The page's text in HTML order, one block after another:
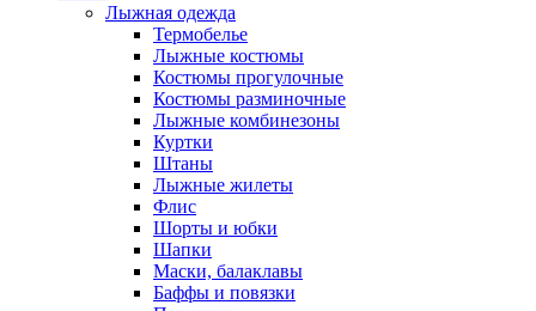
Лыжная одежда
Термобелье
Лыжные костюмы
Костюмы прогулочные
Костюмы разминочные
Лыжные комбинезоны
Куртки
Штаны
Лыжные жилеты
Флис
Шорты и юбки
Шапки
Маски, балаклавы
Баффы и повязки